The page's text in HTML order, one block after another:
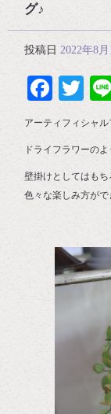
グ♪
投稿日 2022年8月
アーティフィシャ
ドライフラワーの
壁掛けとしてはもち
色々な楽しみ方がで